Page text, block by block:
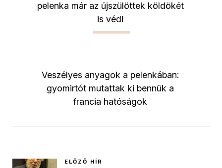
pelenka már az újszülöttek köldökét
is védi
Veszélyes anyagok a pelenkában:
gyomirtót mutattak ki bennük a
francia hatóságok
ELŐZŐ HÍR